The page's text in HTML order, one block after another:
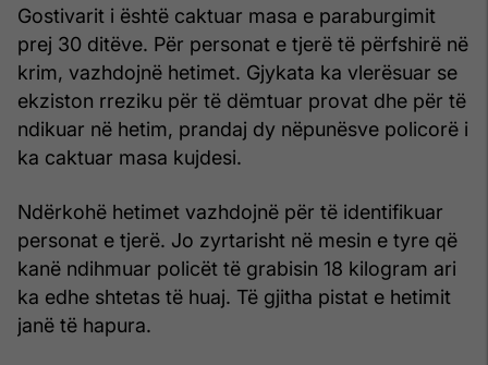
Gostivarit i është caktuar masa e paraburgimit
prej 30 ditëve. Për personat e tjerë të përfshirë në
krim, vazhdojnë hetimet. Gjykata ka vlerësuar se
ekziston rreziku për të dëmtuar provat dhe për të
ndikuar në hetim, prandaj dy nëpunësve policorë i
ka caktuar masa kujdesi.
Ndërkohë hetimet vazhdojnë për të identifikuar
personat e tjerë. Jo zyrtarisht në mesin e tyre që
kanë ndihmuar policët të grabisin 18 kilogram ari
ka edhe shtetas të huaj. Të gjitha pistat e hetimit
janë të hapura.